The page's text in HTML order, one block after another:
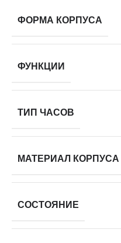
ФОРМА КОРПУСА
ФУНКЦИИ
ТИП ЧАСОВ
МАТЕРИАЛ КОРПУСА
СОСТОЯНИЕ